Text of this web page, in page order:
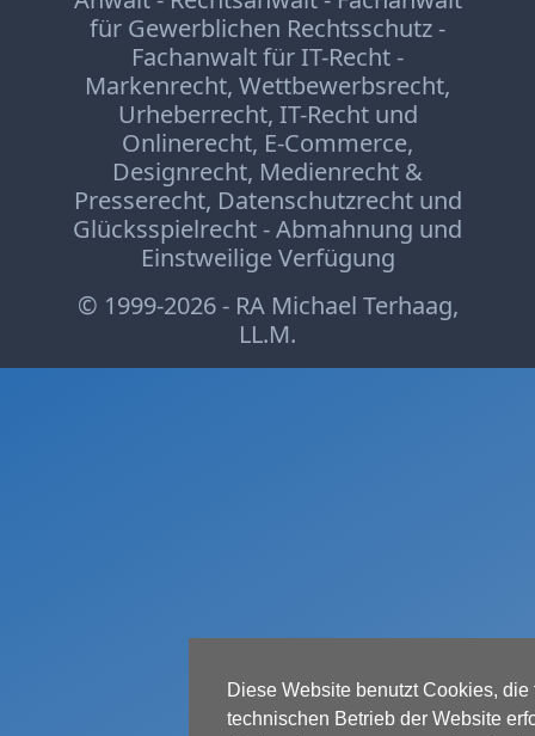
Diese Website benutzt Cookies, die
technischen Betrieb der Website
für Gewerblichen Rechtsschutz -
Fachanwalt für IT-Recht -
Markenrecht, Wettbewerbsrecht,
Urheberrecht, IT-Recht und
Onlinerecht, E-Commerce,
Designrecht, Medienrecht &
Presserecht, Datenschutzrechtund
Glücksspielrecht-Abmahnung und
Einstweilige Verfügung
© 1999-2026 - RA Michael Terhaag,
LL.M.